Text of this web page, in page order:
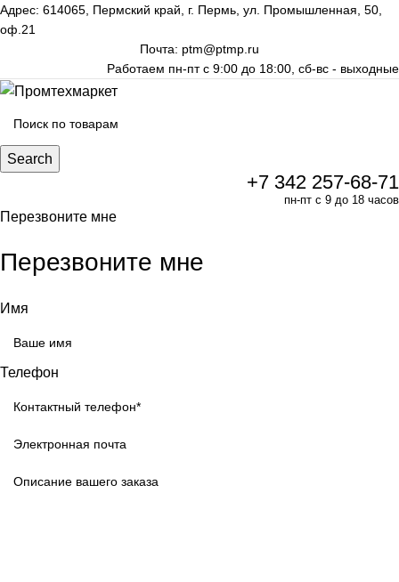
Адрес: 614065, Пермский край, г. Пермь, ул. Промышленная, 50,
оф.21
Почта: ptm@ptmp.ru
Работаем пн-пт с 9:00 до 18:00, сб-вс - выходные
Search
+7 342 257-68-71
пн-пт с 9 до 18 часов
Перезвоните мне
Перезвоните мне
Имя
Телефон